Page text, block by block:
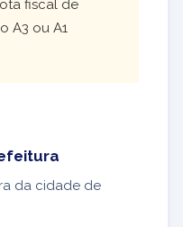
fiscal de
A3 ou A1
da cidade de